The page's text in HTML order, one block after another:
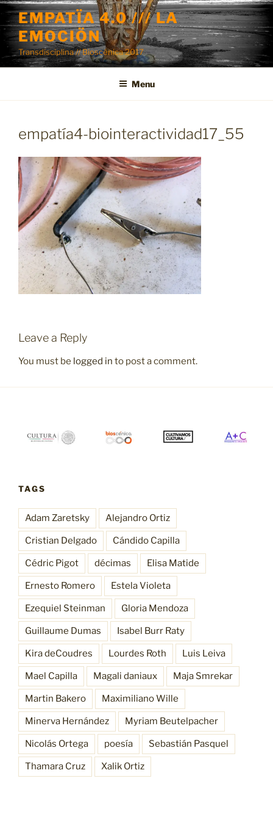
Skip
to
content
EMPATÏA 4.0 /// LA
EMOCIÖN
Transdisciplina // Bioscénica 2017
Menu
empatía4-biointeractividad17_55
Leave a Reply
You must be logged in to post a comment.
TAGS
Adam Zaretsky Alejandro Ortiz
Cristian Delgado Cándido Capilla
Cédric Pigot décimas Elisa Matide
Ernesto Romero Estela Violeta
Ezequiel Steinman Gloria Mendoza
Guillaume Dumas Isabel Burr Raty
Kira deCoudres Lourdes Roth Luis Leiva
Mael Capilla Magali daniaux Maja Smrekar
Martin Bakero Maximiliano Wille
Minerva Hernández Myriam Beutelpacher
Nicolás Ortega poesía Sebastián Pasquel
Thamara Cruz Xalik Ortiz